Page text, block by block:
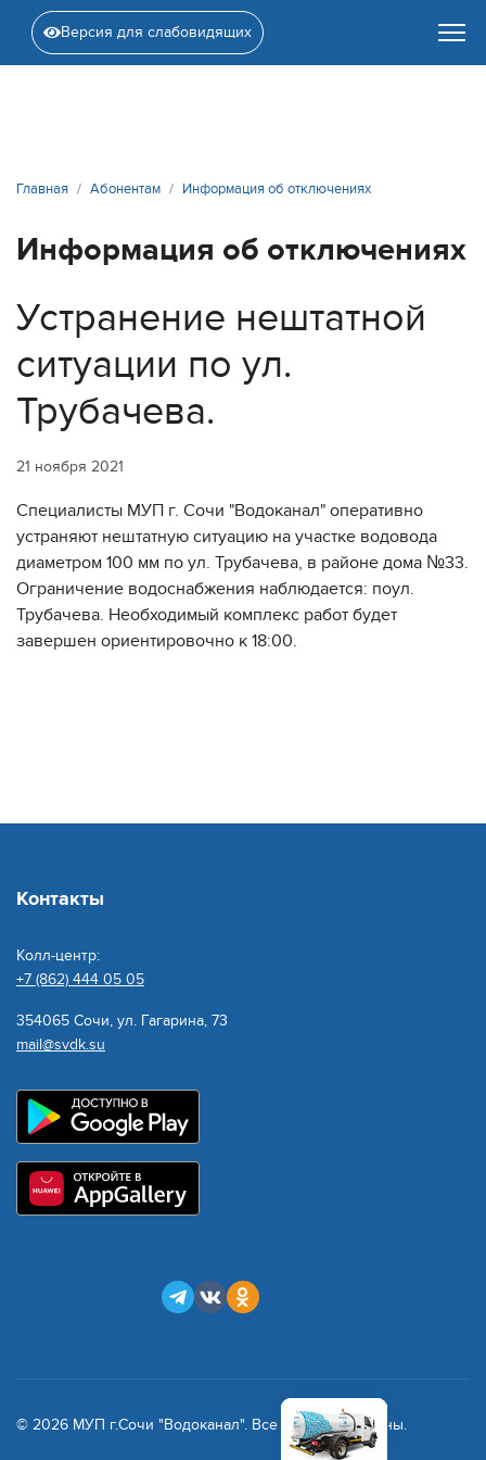
Версия для слабовидящих
Главная Абонентам Информация об отключениях
Информация об отключениях
Устранение нештатной
ситуации по ул.
Трубачева.
21 ноября 2021
Специалисты МУП г. Сочи "Водоканал" оперативно
устраняют нештатную ситуацию на участке водовода
диаметром 100 мм по ул. Трубачева, в районе дома №33.
Ограничение водоснабжения наблюдается: поул.
Трубачева. Необходимый комплекс работ будет
завершен ориентировочно к 18:00.
Контакты
Колл-центр:
+7 (862) 444 05 05
354065 Сочи, ул. Гагарина, 73
mail@svdk.su
© 2026 МУП г.Сочи "Водоканал". Все права защищены.